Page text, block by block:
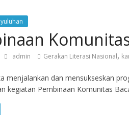
admin Gerakan Literasi Nasional,
menjalankan dan mensukseskan
kegiatan Pembinaan Komunitas